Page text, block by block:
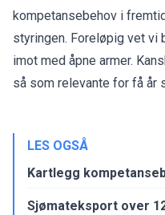
kompetansebehov i
styringen. Foreløpig vet vi
imot med åpne armer.
så som relevante for få år
LES OGSÅ
Kartlegg
Sjømateksport over